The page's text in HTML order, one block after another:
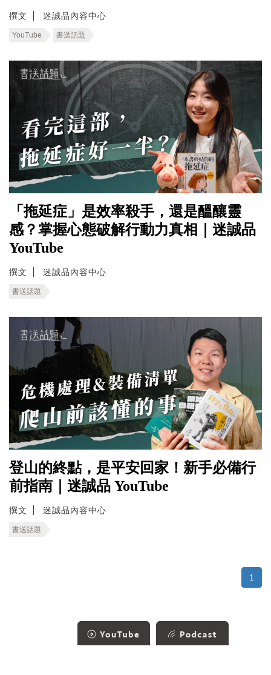
撰文 迷誠品內容中心
YouTube 書送話題
「拖延症」是效率殺手，還是醞釀靈
感？掌握心態破解行動力真相｜迷誠品
YouTube
撰文 迷誠品內容中心
書送話題
登山的終點，是平安回家！新手必備行
前指南｜迷誠品 YouTube
撰文 迷誠品內容中心
書送話題
1